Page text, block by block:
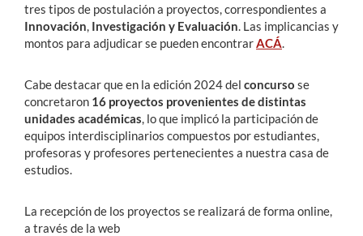
tres tipos de postulación a proyectos, correspondientes a
Innovación Investigación y Evaluación . Las implicancias y
montos para adjudicar se pueden encontrar ACÁ
Cabe destacar que en la edición 2024 del concurso se
concretaron 16 proyectos provenientes de distintas
unidades académicas , lo que implicó la participación de
equipos interdisciplinarios compuestos por estudiantes,
profesoras y profesores pertenecientes a nuestra casa de
estudios.
La recepción de los proyectos se realizará de forma online,
a través de la web